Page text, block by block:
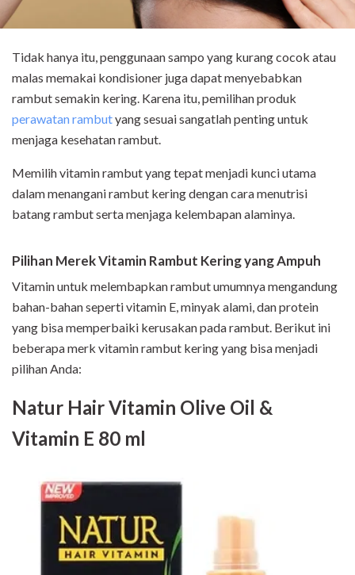
Tidak hanya itu, penggunaan sampo yang kurang cocok atau
malas memakai kondisioner juga dapat menyebabkan
rambut semakin kering. Karena itu, pemilihan produk
perawatan rambutyang sesuai sangatlah penting untuk
menjaga kesehatan rambut.
Memilih vitamin rambut yang tepat menjadi kunci utama
dalam menangani rambut kering dengan cara menutrisi
batang rambut serta menjaga kelembapan alaminya.
Pilihan Merek Vitamin Rambut Kering yang Ampuh
Vitamin untuk melembapkan rambut umumnya mengandung
bahan-bahan seperti vitamin E, minyak alami, dan protein
yang bisa memperbaiki kerusakan pada rambut. Berikut ini
beberapa merk vitamin rambut kering yang bisa menjadi
pilihan Anda:
Natur Hair Vitamin Olive Oil &
Vitamin E 80 ml